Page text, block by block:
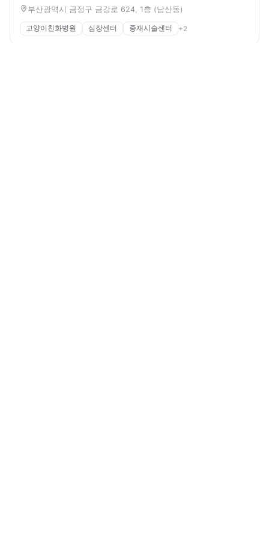
부산광역시 금정구 금강로 624, 1층 (남산동)
고양이친화병원 심장센터 중재시술센터 +2